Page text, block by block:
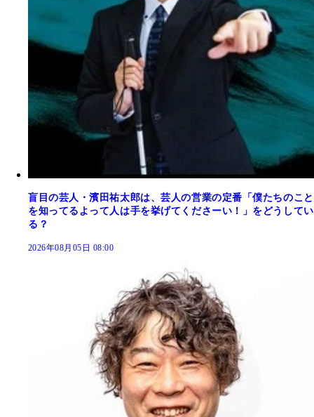
盲目の芸人・濱田祐太郎は、芸人の営業の定番「僕たちのこと
を知ってるよって人は手を挙げてくださーい！」をどうしてい
る？
2026年08月05日 08:00